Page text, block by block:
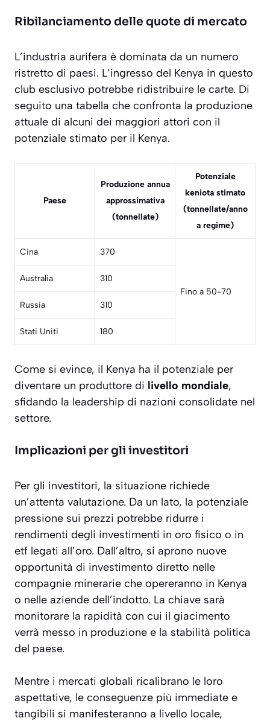
Ribilanciamento delle quote di mercato
L’industria aurifera è dominata da un numero
ristretto di paesi. L’ingresso del Kenya in questo
club esclusivo potrebbe ridistribuire le carte. Di
seguito una tabella che confronta la produzione
attuale di alcuni dei maggiori attori con il
potenziale stimato per il Kenya.
Paese
Produzione annua
approssimativa
(tonnellate)
Potenziale
keniota stimato
(tonnellate/anno
a regime)
Cina 370
Fino a 50-70
Australia 310
Russia 310
Stati Uniti 180
Come si evince, il Kenya ha il potenziale per
diventare un produttore di livello mondiale,
sfidando la leadership di nazioni consolidate nel
settore.
Implicazioni per gli investitori
Per gli investitori, la situazione richiede
un’attenta valutazione. Da un lato, la potenziale
pressione sui prezzi potrebbe ridurre i
rendimenti degli investimenti in oro fisico o in
etf legati all’oro. Dall’altro, si aprono nuove
opportunità di investimento diretto nelle
compagnie minerarie che opereranno in Kenya
o nelle aziende dell’indotto. La chiave sarà
monitorare la rapidità con cui il giacimento
verrà messo in produzione e la stabilità politica
del paese.
Mentre i mercati globali ricalibrano le loro
aspettative, le conseguenze più immediate e
tangibili si manifesteranno a livello locale,